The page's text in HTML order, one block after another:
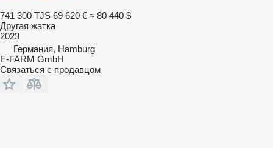
741 300 TJS 69 620 € ≈ 80 440 $
Другая жатка
2023
Германия, Hamburg
E-FARM GmbH
Связаться с продавцом